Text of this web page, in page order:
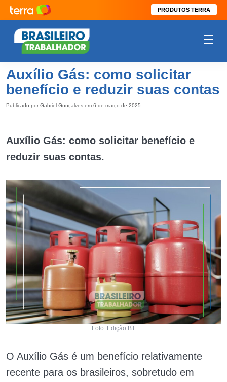
PRODUTOS TERRA
Auxílio Gás: como solicitar
benefício e reduzir suas contas
Publicado por Gabriel Gonçalves em 6 de março de 2025
Auxílio Gás: como solicitar benefício e
reduzir suas contas.
Foto: Edição BT
O Auxílio Gás é um benefício relativamente
recente para os brasileiros, sobretudo em